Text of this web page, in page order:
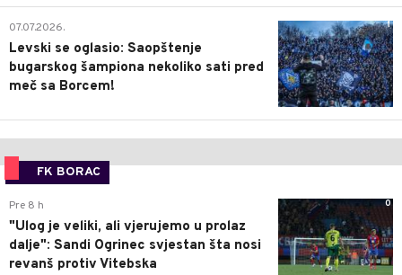
1
07.07.2026.
Levski se oglasio: Saopštenje
bugarskog šampiona nekoliko sati pred
meč sa Borcem!
FK BORAC
0
Pre 8 h
"Ulog je veliki, ali vjerujemo u prolaz
dalje": Sandi Ogrinec svjestan šta nosi
revanš protiv Vitebska